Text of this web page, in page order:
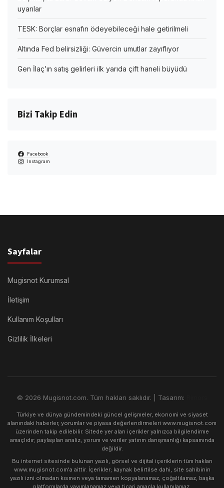
uyarılar
TESK: Borçlar esnafın ödeyebileceği hale getirilmeli
Altında Fed belirsizliği: Güvercin umutlar zayıflıyor
Gen İlaç’ın satış gelirleri ilk yarıda çift haneli büyüdü
Bizi Takip Edin
Facebook
Instagram
Sayfalar
Mugisnot Kurumsal
İletişim
Kullanım Koşulları
Gizlilik İlkeleri
© 2026 Mugisnot.com. Tüm hakları saklıdır. | Tasarım:
Türkiye ve dünya gündemindeki güncel gelişmeler, ekonomi ve siyaset
alanındaki haberler, yorumlar ve piyasa değerlendirmeleri www.mugisnot.com
üzerinden takip edilebilir. Sitede yer alan içerikler yalnızca bilgilendirme
amaçlıdır; paylaşılan analiz, yorum ve veriler yatırım danışmanlığı kapsamında
değildir.
Bu internet sitesinde bulunan yazılı, görsel ve dijital içeriklerin tüm hakları
www.mugisnot.com'a aittir. İçerikler; kaynak belirtilse dahi, site sahibinin
yazılı izni olmadan kısmen veya tamamen kopyalanamaz, çoğaltılamaz, başka
platformlarda yayımlanamaz veya ticari amaçla kullanılamaz.